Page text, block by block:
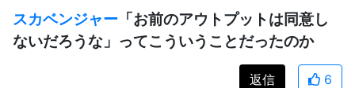
スカベンジャー 「お前のアウトプットは同意し
ないだろうな」ってこういうことだったのか
返信 6